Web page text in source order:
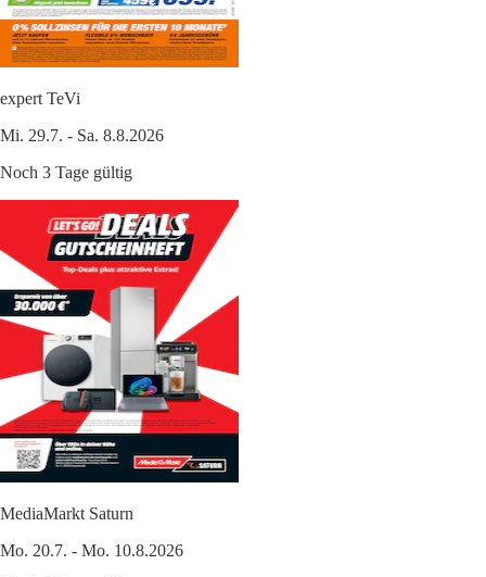
expert TeVi
Mi. 29.7. - Sa. 8.8.2026
Noch 3 Tage gültig
MediaMarkt Saturn
Mo. 20.7. - Mo. 10.8.2026